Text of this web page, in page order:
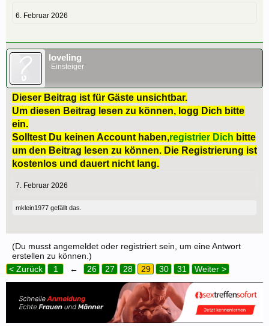
6. Februar 2026
loveling
Einsteiger
Dieser Beitrag ist für Gäste unsichtbar.
Um diesen Beitrag lesen zu können, logg Dich bitte
ein.
Solltest Du keinen Account haben,registrier Dich bitte
um den Beitrag lesen zu können. Die Registrierung ist
kostenlos und dauert nicht lang.
7. Februar 2026
mklein1977 gefällt das.
(Du musst angemeldet oder registriert sein, um eine Antwort
erstellen zu können.)
< Zurück
1 ← 26 27 28 29 30 31 Weiter >